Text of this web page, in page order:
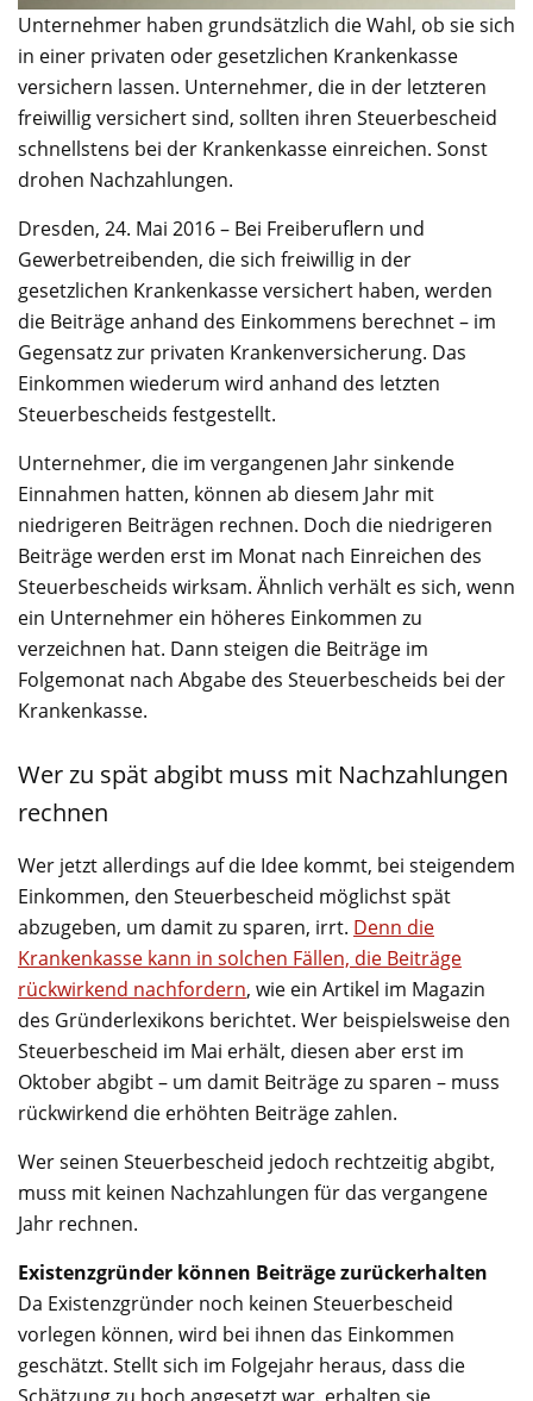
Unternehmer haben grundsätzlich die Wahl, ob sie sich
in einer privaten oder gesetzlichen Krankenkasse
versichern lassen. Unternehmer, die in der letzteren
freiwillig versichert sind, sollten ihren Steuerbescheid
schnellstens bei der Krankenkasse einreichen. Sonst
drohen Nachzahlungen.
Dresden, 24. Mai 2016 – Bei Freiberuflern und
Gewerbetreibenden, die sich freiwillig in der
gesetzlichen Krankenkasse versichert haben, werden
die Beiträge anhand des Einkommens berechnet – im
Gegensatz zur privaten Krankenversicherung. Das
Einkommen wiederum wird anhand des letzten
Steuerbescheids festgestellt.
Unternehmer, die im vergangenen Jahr sinkende
Einnahmen hatten, können ab diesem Jahr mit
niedrigeren Beiträgen rechnen. Doch die niedrigeren
Beiträge werden erst im Monat nach Einreichen des
Steuerbescheids wirksam. Ähnlich verhält es sich, wenn
ein Unternehmer ein höheres Einkommen zu
verzeichnen hat. Dann steigen die Beiträge im
Folgemonat nach Abgabe des Steuerbescheids bei der
Krankenkasse.
Wer zu spät abgibt muss mit Nachzahlungen
rechnen
Wer jetzt allerdings auf die Idee kommt, bei steigendem
Einkommen, den Steuerbescheid möglichst spät
abzugeben, um damit zu sparen, irrt. Denn die
Krankenkasse kann in solchen Fällen, die Beiträge
rückwirkend nachfordern, wie ein Artikel im Magazin
des Gründerlexikons berichtet. Wer beispielsweise den
Steuerbescheid im Mai erhält, diesen aber erst im
Oktober abgibt – um damit Beiträge zu sparen – muss
rückwirkend die erhöhten Beiträge zahlen.
Wer seinen Steuerbescheid jedoch rechtzeitig abgibt,
muss mit keinen Nachzahlungen für das vergangene
Jahr rechnen.
Existenzgründer können Beiträge zurückerhalten
Da Existenzgründer noch keinen Steuerbescheid
vorlegen können, wird bei ihnen das Einkommen
geschätzt. Stellt sich im Folgejahr heraus, dass die
Schätzung zu hoch angesetzt war, erhalten sie